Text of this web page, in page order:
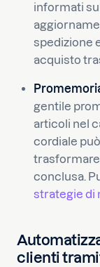
informati
spedizione
acquisto
gentile
articoli nel
cordiale
trasformare
conclusa.
strategie di
clienti